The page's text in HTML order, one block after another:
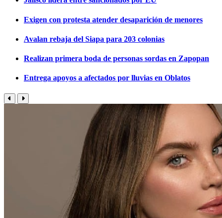
Exigen con protesta atender desaparición de menores
Avalan rebaja del Siapa para 203 colonias
Realizan primera boda de personas sordas en Zapopan
Entrega apoyos a afectados por lluvias en Oblatos